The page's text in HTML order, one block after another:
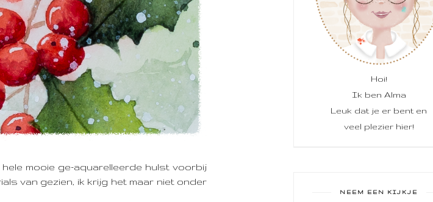
mooie ge-aquarelleerde hulst voorbij
van gezien, ik krijg het maar niet onder
Hoi!
Ik ben Alma
Leuk dat je er bent en
veel plezier hier!
NEEM EEN KIJKJE